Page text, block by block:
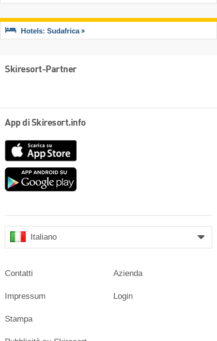
Hotels: Sudafrica
Skiresort-Partner
App di Skiresort.info
Google
Italiano
Contatti
Impressum
Stampa
Azienda
Login